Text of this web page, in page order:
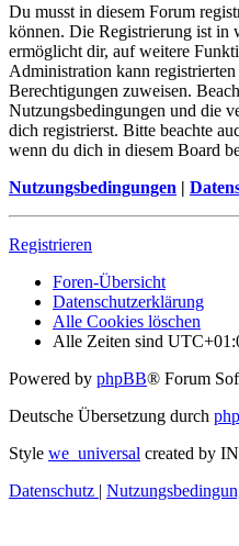
Du musst in diesem Forum
können. Die Registrierung ist in
ermöglicht dir, auf weitere
Administration kann
Berechtigungen zuweisen.
Nutzungsbedingungen und die
dich registrierst. Bitte beachte
wenn du dich in diesem Board
Nutzungsbedingungen |
Registrieren
Foren-Übersicht
Datenschutzerklärung
Alle Cookies löschen
Alle Zeiten sind
Powered by phpBB® Forum
Deutsche Übersetzung durch
Style we_universal created by
Datenschutz |